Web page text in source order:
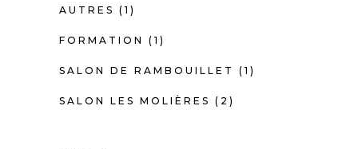
AUTRES (1)
FORMATION (1)
SALON DE RAMBOUILLET (1)
SALON LES MOLIÈRES (2)